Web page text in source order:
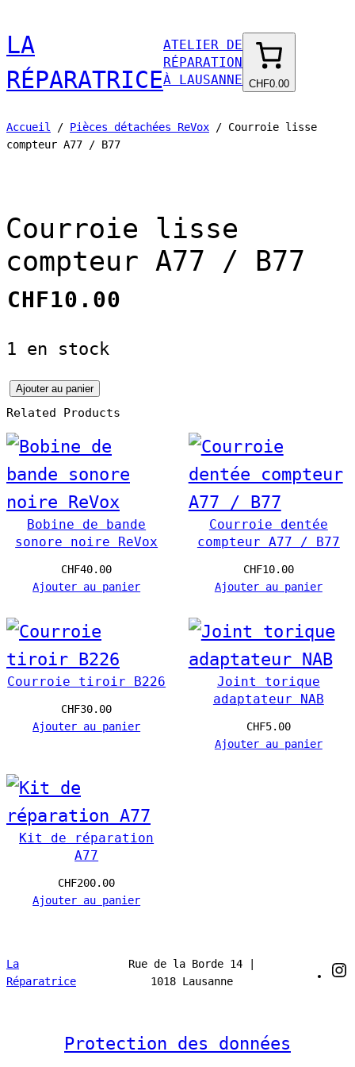
au
contenu
LA
RÉPARATRICE
ATELIER DE
RÉPARATION
À LAUSANNE CHF0.00
Accueil / Pièces détachées ReVox / Courroie lisse
compteur A77 / B77
Courroie lisse
compteur A77 / B77
CHF10.00
1 en stock
q
u
a
n
t
d
C
r
o
s
Ajouter au panier
Related Products
Bobine de bande
sonore noire ReVox
CHF40.00
Ajouter au panier
Courroie dentée
compteur A77 / B77
CHF10.00
Ajouter au panier
Courroie tiroir B226
CHF30.00
Ajouter au panier
Joint torique
adaptateur NAB
CHF5.00
Ajouter au panier
Kit de réparation
A77
CHF200.00
Ajouter au panier
La
Réparatrice
Rue de la Borde 14 |
1018 Lausanne
Protection des données